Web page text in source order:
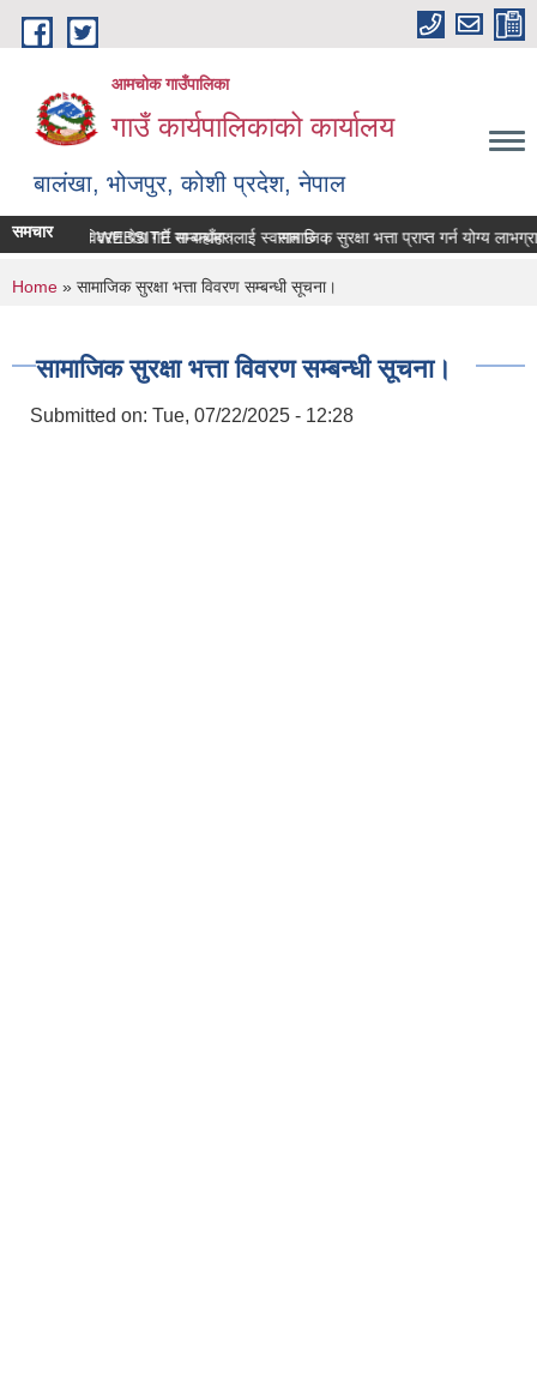
Skip to main content
आमचोक गाउँपालिका
गाउँ कार्यपालिकाको कार्यालय
बालंखा, भोजपुर, कोशी प्रदेश, नेपाल
WEBSITE मा यहाँहरुलाई स्वागत छ ।
समचार
सम्पत्ति विवरण पेश गर्ने सम्बन्धमा। सामाजिक सुरक्षा भत्ता प्राप्‍त गर्न योग्य
You are here
Home » सामाजिक सुरक्षा भत्ता विवरण सम्बन्धी सूचना।
सामाजिक सुरक्षा भत्ता विवरण सम्बन्धी सूचना।
Submitted on: Tue, 07/22/2025 - 12:28